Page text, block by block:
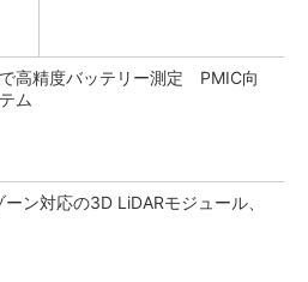
高精度バッテリー測定 PMIC向
ム
ン対応の3D LiDARモジュール、